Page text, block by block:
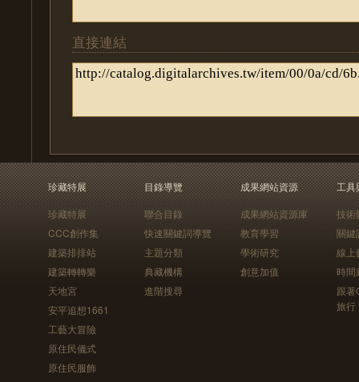
直接連結
珍藏特展
珍藏特展
CCC創作集
建築排排站
建築轉轉樂
天地宮
安平追想1661
工藝大冒險
原住民儀式
原住民服飾
目錄導覽
聯合目錄
快速關鍵詞導覽
主題分類
典藏機構
進階搜尋
成果網站資源
成果網站資源庫
教育學習
學術研究
創意加值
工具
技術
關鍵
線上
時間
跟
旅行